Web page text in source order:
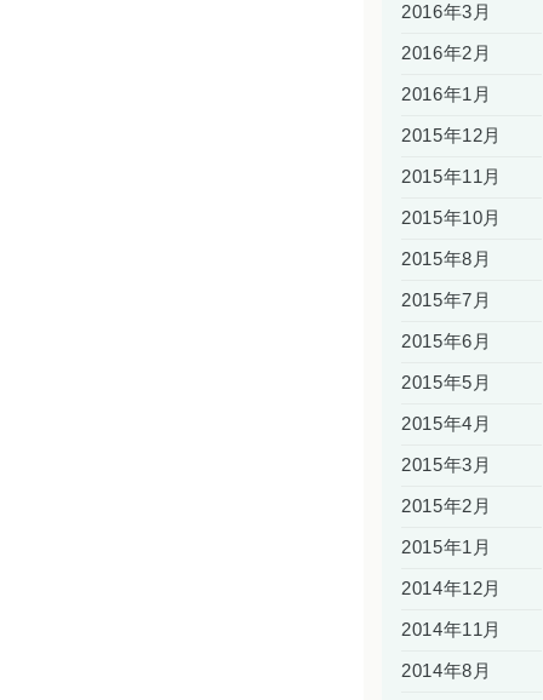
2016年3月
2016年2月
2016年1月
2015年12月
2015年11月
2015年10月
2015年8月
2015年7月
2015年6月
2015年5月
2015年4月
2015年3月
2015年2月
2015年1月
2014年12月
2014年11月
2014年8月